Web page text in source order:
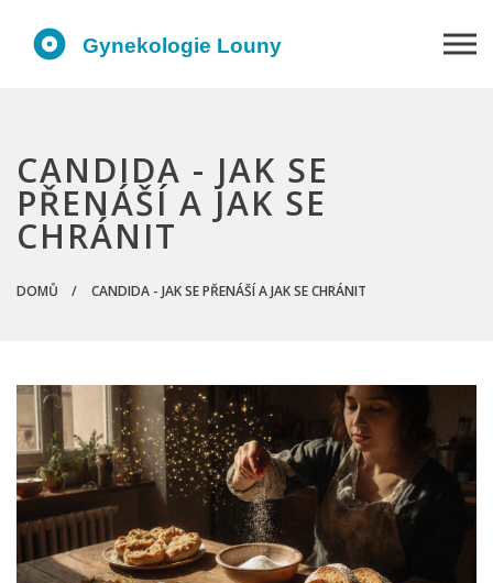
CANDIDA - JAK SE
PŘENÁŠÍ A JAK SE
CHRÁNIT
DOMŮ CANDIDA - JAK SE PŘENÁŠÍ A JAK SE CHRÁNIT